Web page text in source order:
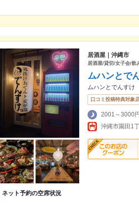
居酒屋｜沖縄市
居酒屋/貸切/女子会/飲
ムハンとで
ムハンとでんすけ
口コミ投稿特典対象
2001～3000円
沖縄市園田1
ネット予約の空席状況